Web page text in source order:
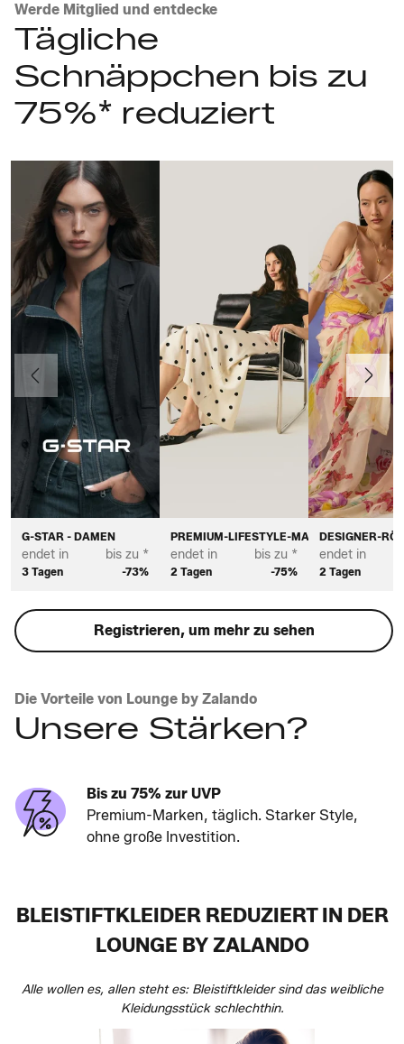
Werde Mitglied und entdecke
Tägliche
Schnäppchen bis zu
75%* reduziert
G-STAR - DAMEN
endet in
3 Tagen
bis zu *
-73%
PREMIUM-LIFESTYLE-MARKEN FÜR
endet in
2 Tagen
bis zu *
-75%
DESIGNER-
endet in
2 Tagen
Vorherige Weiter
Registrieren, um mehr zu sehen
Die Vorteile von Lounge by Zalando
Unsere Stärken?
Bis zu 75% zur UVP
Premium-Marken, täglich. Starker Style,
ohne große Investition.
BLEISTIFTKLEIDER REDUZIERT IN DER
LOUNGE BY ZALANDO
Alle wollen es, allen steht es: Bleistiftkleider sind das weibliche
Kleidungsstück schlechthin.